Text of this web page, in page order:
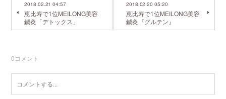
2018.02.21 04:57
恵比寿で1位MEILONG美容
鍼灸「デトックス」
2018.02.20 05:20
恵比寿で1位MEILONG美容
鍼灸『グルテン』
0コメント